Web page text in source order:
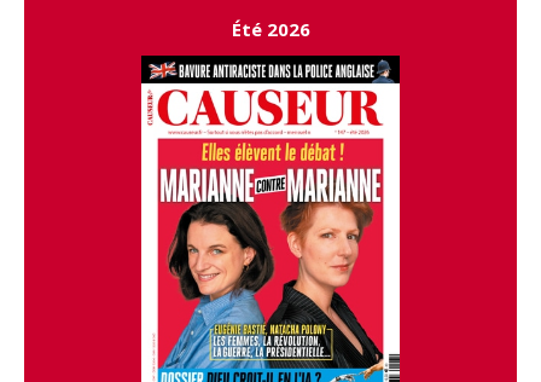
Été 2026